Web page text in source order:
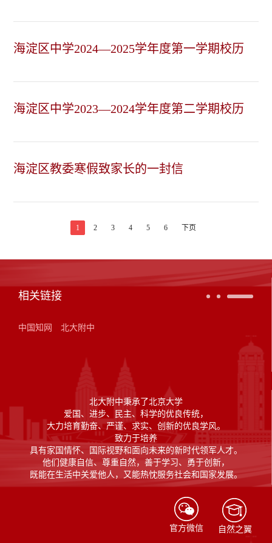
海淀区中学2024—2025学年度第一学期校历
海淀区中学2023—2024学年度第二学期校历
海淀区教委寒假致家长的一封信
1 2 3 4 5 6 下页
相关链接
中国知网 北大附中
北大附中秉承了北京大学
爱国、进步、民主、科学的优良传统，
大力培育勤奋、严谨、求实、创新的优良学风。
致力于培养
具有家国情怀、国际视野和面向未来的新时代领军人才。
他们健康自信、尊重自然，善于学习、勇于创新，
既能在生活中关爱他人，又能热忱服务社会和国家发展。
官方微信 自然之翼